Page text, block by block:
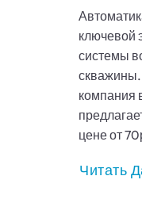
ключевой
системы
компания
цене от
Читать